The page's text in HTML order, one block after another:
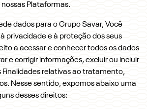
Plataformas.
dados para o Grupo Savar, Você
privacidade e à proteção dos seus
a acessar e conhecer todos os dados
e corrigir informações, excluir ou incluir
Finalidades relativas ao tratamento,
Nesse sentido, expomos abaixo uma
desses direitos: